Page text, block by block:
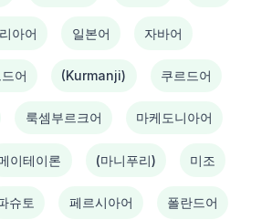
아어 일본어 자바어
어 (Kurmanji) 쿠르드어
룩셈부르크어 마케도니아어
이테이론 (마니푸리) 미조
슈토 페르시아어 폴란드어